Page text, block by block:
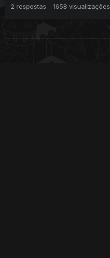
2 respostas 1658 visualizações